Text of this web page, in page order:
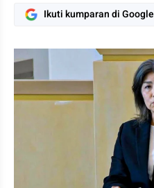
Ikuti kumparan di Google